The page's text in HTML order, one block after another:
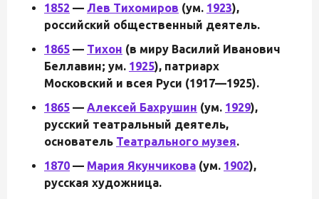
1852 — Лев Тихомиров (ум. 1923),
российский общественный деятель.
1865 — Тихон (в миру Василий Иванович
Беллавин; ум. 1925), патриарх
Московский и всея Руси (1917—1925).
1865 — Алексей Бахрушин (ум. 1929),
русский театральный деятель,
основатель Театрального музея.
1870 — Мария Якунчикова (ум. 1902),
русская художница.